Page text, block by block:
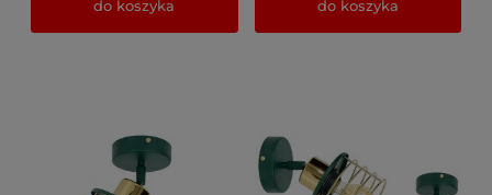
do koszyka do koszyka